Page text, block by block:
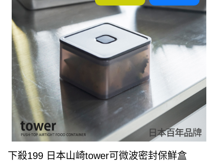
下殺199 日本山崎tower可微波密封保鮮盒